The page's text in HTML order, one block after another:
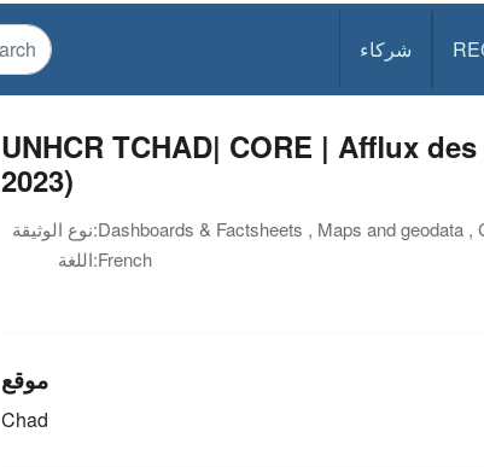
شركاء
UNHCR TCHAD| CORE | Afflux
2023)
نوع الوثيقة:Dashboards & Factsheets , Maps and geodata ,
اللغة:French
موقع
Chad